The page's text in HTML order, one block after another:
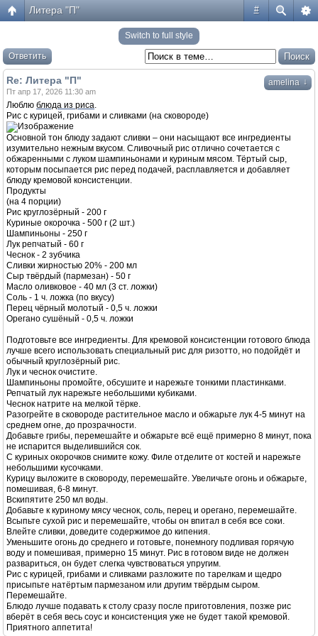
#
Литера "П"
Switch to full style
Ответить
amelina ↓
Re: Литера "П"
Пт апр 17, 2026 11:30 am
Люблю блюда из риса.
Рис с курицей, грибами и сливками (на сковороде)
Основной тон блюду задают сливки – они насыщают все ингредиенты
изумительно нежным вкусом. Сливочный рис отлично сочетается с
обжаренными с луком шампиньонами и куриным мясом. Тёртый сыр,
которым посыпается рис перед подачей, расплавляется и добавляет
блюду кремовой консистенции.
Продукты
(на 4 порции)
Рис круглозёрный - 200 г
Куриные окорочка - 500 г (2 шт.)
Шампиньоны - 250 г
Лук репчатый - 60 г
Чеснок - 2 зубчика
Сливки жирностью 20% - 200 мл
Сыр твёрдый (пармезан) - 50 г
Масло оливковое - 40 мл (3 ст. ложки)
Соль - 1 ч. ложка (по вкусу)
Перец чёрный молотый - 0,5 ч. ложки
Орегано сушёный - 0,5 ч. ложки
Подготовьте все ингредиенты. Для кремовой консистенции готового блюда
лучше всего использовать специальный рис для ризотто, но подойдёт и
обычный круглозёрный рис.
Лук и чеснок очистите.
Шампиньоны промойте, обсушите и нарежьте тонкими пластинками.
Репчатый лук нарежьте небольшими кубиками.
Чеснок натрите на мелкой тёрке.
Разогрейте в сковороде растительное масло и обжарьте лук 4-5 минут на
среднем огне, до прозрачности.
Добавьте грибы, перемешайте и обжарьте всё ещё примерно 8 минут, пока
не испарится выделившийся сок.
С куриных окорочков снимите кожу. Филе отделите от костей и нарежьте
небольшими кусочками.
Курицу выложите в сковороду, перемешайте. Увеличьте огонь и обжарьте,
помешивая, 6-8 минут.
Вскипятите 250 мл воды.
Добавьте к куриному мясу чеснок, соль, перец и орегано, перемешайте.
Всыпьте сухой рис и перемешайте, чтобы он впитал в себя все соки.
Влейте сливки, доведите содержимое до кипения.
Уменьшите огонь до среднего и готовьте, понемногу подливая горячую
воду и помешивая, примерно 15 минут. Рис в готовом виде не должен
развариться, он будет слегка чувствоваться упругим.
Рис с курицей, грибами и сливками разложите по тарелкам и щедро
присыпьте натёртым пармезаном или другим твёрдым сыром.
Перемешайте.
Блюдо лучше подавать к столу сразу после приготовления, позже рис
вберёт в себя весь соус и консистенция уже не будет такой кремовой.
Приятного аппетита!